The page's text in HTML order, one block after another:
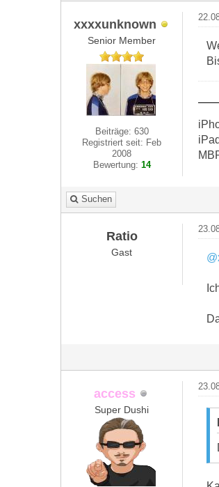
xxxxunknown
Senior Member
Beiträge: 630
Registriert seit: Feb
2008
Bewertung: 14
Suchen
Ratio
Gast
access
Super Dushi